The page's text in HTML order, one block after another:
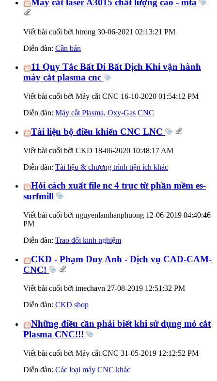
Máy cắt laser A3015 chất lượng cao - mta
Viết bài cuối bởi htrong 30-06-2021 02:13:21 PM
Diễn đàn: Cần bán
11 Quy Tắc Bất Di Bất Dịch Khi vận hành
máy cắt plasma cnc
Viết bài cuối bởi Máy cắt CNC 16-10-2020 01:54:12 PM
Diễn đàn: Máy cắt Plasma, Oxy-Gas CNC
Tài liệu bộ điều khiển CNC LNC
Viết bài cuối bởi CKD 18-06-2020 10:48:17 AM
Diễn đàn: Tài liệu & chương trình tiện ích khác
Hỏi cách xuất file nc 4 trục từ phần mềm es-
surfmill
Viết bài cuối bởi nguyenlamhanphuong 12-06-2019 04:40:46
PM
Diễn đàn: Trao đổi kinh nghiệm
CKD - Phạm Duy Anh - Dịch vụ CAD-CAM-
CNC!
Viết bài cuối bởi imechavn 27-08-2019 12:51:32 PM
Diễn đàn: CKD shop
Những điều cần phải biết khi sử dụng mỏ cắt
Plasma CNC!!!
Viết bài cuối bởi Máy cắt CNC 31-05-2019 12:12:52 PM
Diễn đàn: Các loại máy CNC khác